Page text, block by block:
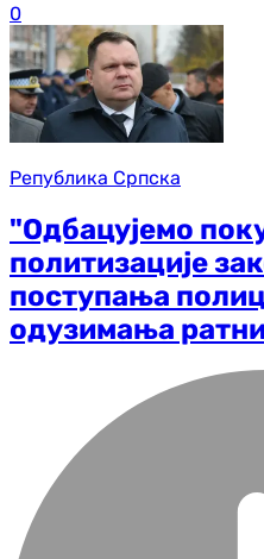
0
Република Српска
"Одбацујемо
политизације
поступања
одузимања